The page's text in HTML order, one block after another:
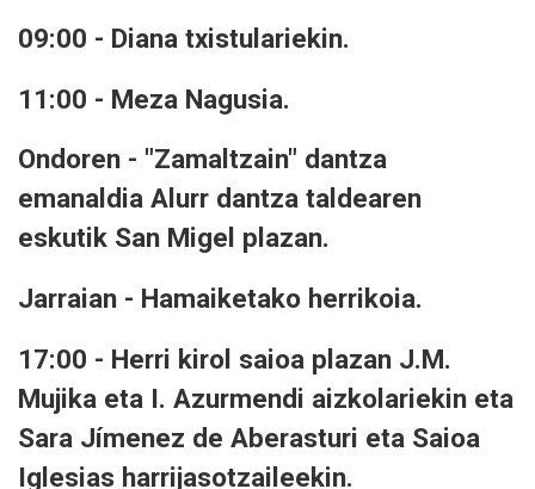
09:00 - Diana txistulariekin.
11:00 - Meza Nagusia.
Ondoren - "Zamaltzain" dantza
emanaldia Alurr dantza taldearen
eskutik San Migel plazan.
Jarraian - Hamaiketako herrikoia.
17:00 - Herri kirol saioa plazan J.M.
Mujika eta I. Azurmendi aizkolariekin eta
Sara Jímenez de Aberasturi eta Saioa
Iglesias harrijasotzaileekin.